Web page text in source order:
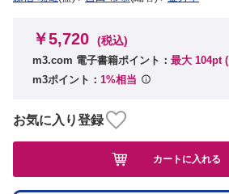
￥5,720 (税込)
m3.com 電子書籍ポイント： 最大 104pt (
m3ポイント： 1%相当
お気に入り登録
カートに入れる